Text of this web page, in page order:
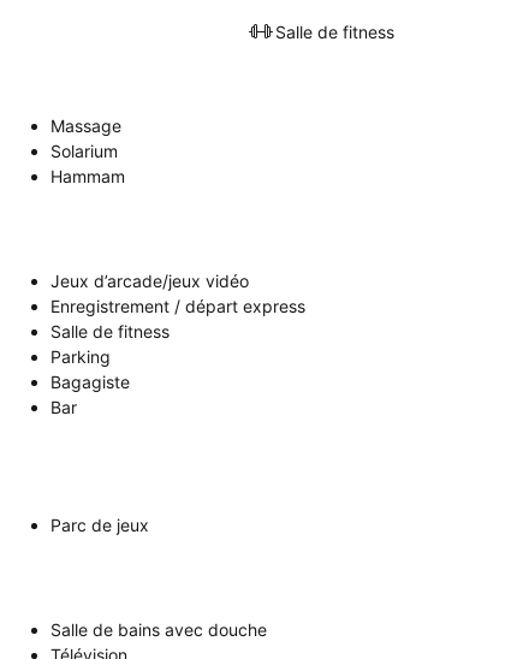
Salle de fitness
Massage
Solarium
Hammam
Jeux d’arcade/jeux vidéo
Enregistrement / départ express
Salle de fitness
Parking
Bagagiste
Bar
Parc de jeux
Salle de bains avec douche